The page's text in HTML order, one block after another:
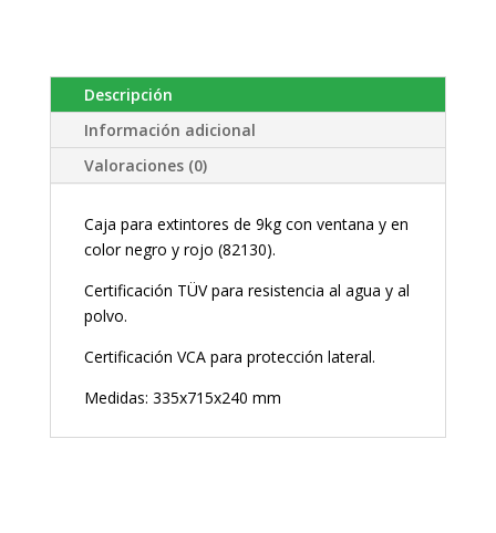
Descripción
Información adicional
Valoraciones (0)
Caja para extintores de 9kg con ventana y en
color negro y rojo (82130).
Certificación TÜV para resistencia al agua y al
polvo.
Certificación VCA para protección lateral.
Medidas: 335x715x240 mm